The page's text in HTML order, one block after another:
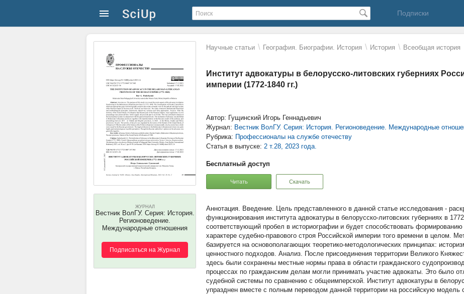
Подписки
Научные статьи \ География. Биографии. История \ История \ Всеобщая история
Институт адвокатуры в белорусско-литовских губерниях
империи (1772-1840 гг.)
ЖУРНАЛ
Вестник ВолГУ. Серия: История.
Регионоведение.
Международные отношения
Подписаться на Журнал
Автор: Гущинский Игорь Геннадьевич
Журнал: Вестник ВолГУ. Серия: История. Регионоведение. Международные
Рубрика: Профессионалы на службе отечеству
Статья в выпуске: 2 т.28, 2023 года.
Бесплатный доступ
Читать Скачать
Введение. Цель представленного в данной статье исследования -
функционирования института адвокатуры в белорусско-литовских губерниях в
соответствующий пробел в историографии и будет способствовать
характере судебно-правового строя Российской империи того времени в целом.
базируется на основополагающих теоретико-методологических принципах:
ценностного подходов. Анализ. После присоединения территории Великого
здесь были сохранены местные нормы права в области гражданского
процессах по гражданским делам могли принимать участие адвокаты. Это было
судебной системы по сравнению с общеимперской. Институт адвокатуры в
упразднен вместе с полным переводом данной территории на российскую модель